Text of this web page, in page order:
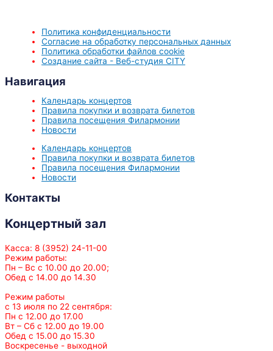
Политика конфиденциальности
Согласие на обработку персональных данных
Политика обработки файлов cookie
Создание сайта - Веб-студия CITY
Навигация
Календарь концертов
Правила покупки и возврата билетов
Правила посещения Филармонии
Новости
Календарь концертов
Правила покупки и возврата билетов
Правила посещения Филармонии
Новости
Контакты
Концертный зал
Касса: 8 (3952) 24-11-00
Режим работы:
Пн – Вс с 10.00 до 20.00;
Обед с 14.00 до 14.30
Режим работы
с 13 июля по 22 сентября:
Пн с 12.00 до 17.00
Вт – Сб с 12.00 до 19.00
Обед с 15.00 до 15.30
Воскресенье - выходной